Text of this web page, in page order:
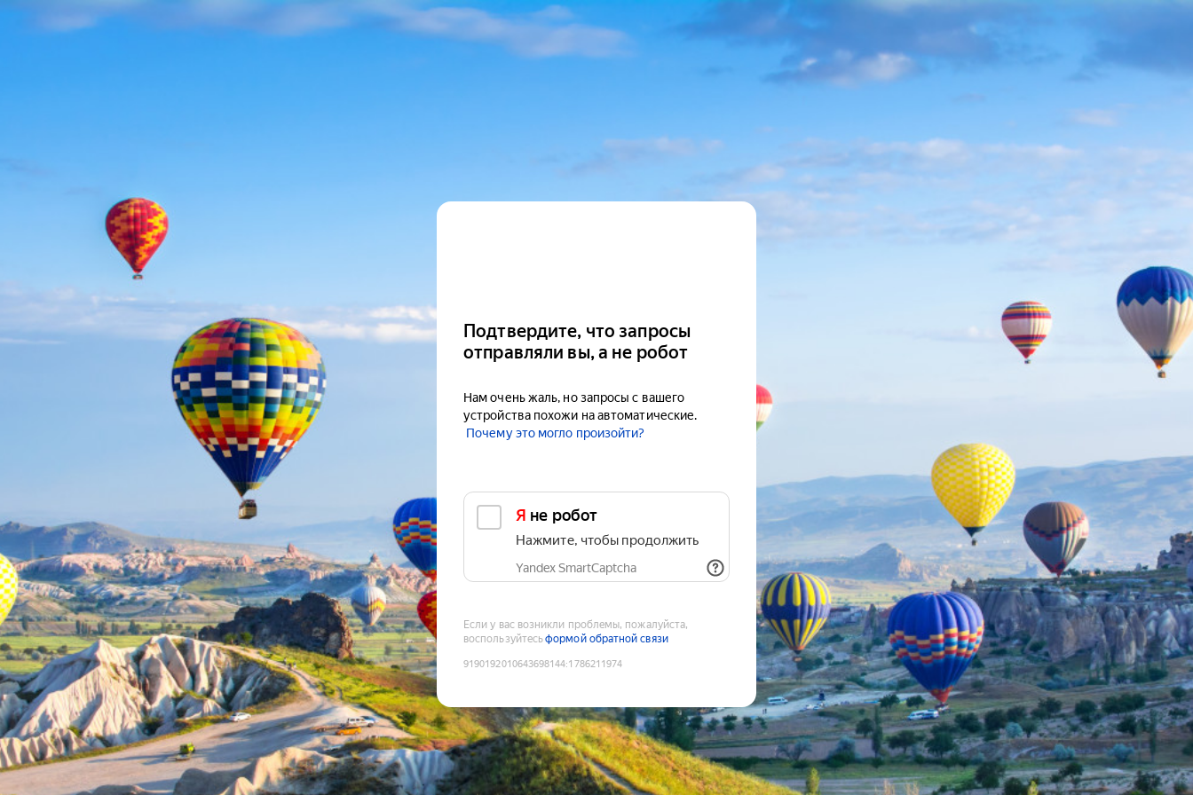
Подтвердите, что запросы
отправляли вы, а не робот
Нам очень жаль, но запросы с вашего
устройства похожи на автоматические.
Почему это могло произойти?
Я не робот
Нажмите, чтобы продолжить
Yandex SmartCaptcha
Если у вас возникли проблемы, пожалуйста,
воспользуйтесьформой обратной связи
9190192010643698144:1786211974